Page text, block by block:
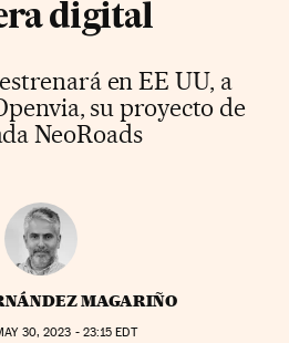
digital
en EE UU, a
su proyecto de
NeoRoads
MAGARIÑO
30, 2023 - 23:15 EDT